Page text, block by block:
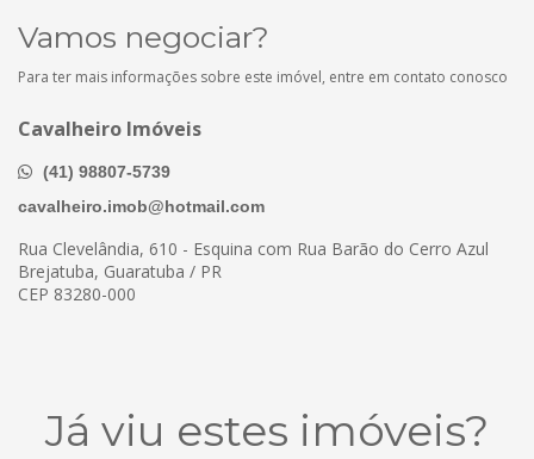
Vamos negociar?
Para ter mais informações sobre este imóvel, entre em contato conosco
Cavalheiro Imóveis
(41) 98807-5739
cavalheiro.imob@hotmail.com
Rua Clevelândia, 610 - Esquina com Rua Barão do Cerro Azul
Brejatuba, Guaratuba / PR
CEP 83280-000
Já viu estes imóveis?